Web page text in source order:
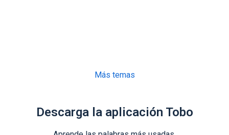
Más temas
Descarga la aplicación Tobo